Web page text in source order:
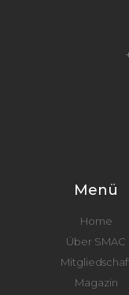
Menü
Home
Über SMAC
Magazin